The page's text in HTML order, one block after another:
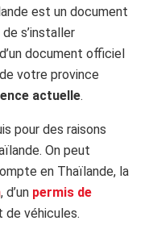
est un document
s’installer
document officiel
votre province
actuelle.
pour des raisons
On peut
en Thaïlande, la
, d’un permis de
de véhicules.